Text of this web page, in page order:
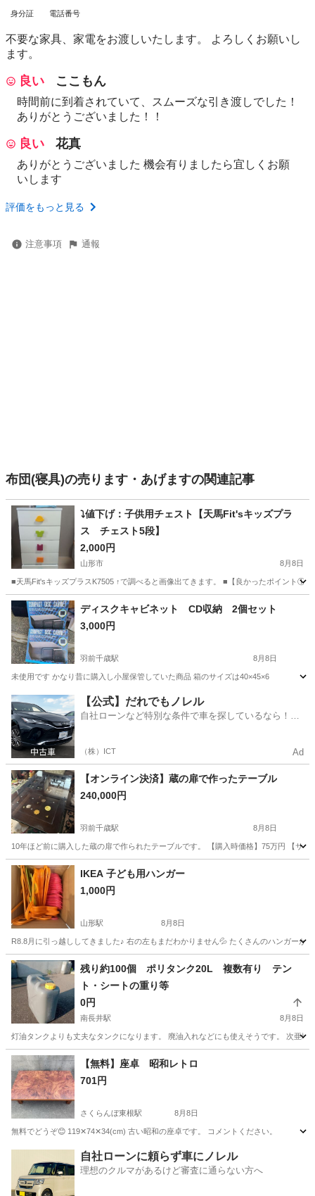
身分証 電話番号
不要な家具、家電をお渡しいたします。 よろしくお願いし
ます。
良い ここもん
時間前に到着されていて、スムーズな引き渡しでした！
ありがとうございました！！
良い 花真
ありがとうございました 機会有りましたら宜しくお願
いします
評価をもっと見る
注意事項 通報
布団(寝具)の売ります・あげますの関連記事
⤵️値下げ：子供用チェスト【天馬Fit'sキッズプラ
ス チェスト5段】
2,000円
山形市 8月8日
■天馬Fit'sキッズプラスK7505 ↑で調べると画像出てきます。 ■【良かったポイント①
山形 山形市 収納家具
ディスクキャビネット CD収納 2個セット
3,000円
羽前千歳駅 8月8日
未使用です かなり昔に購入し小屋保管していた商品 箱のサイズは40×45×6
山形 山形市 羽前千歳駅 収納家具
【公式】だれでもノレル
自社ローンなど特別な条件で車を探しているなら！金
（株）ICT Ad
【オンライン決済】蔵の扉で作ったテーブル
240,000円
羽前千歳駅 8月8日
10年ほど前に購入した蔵の扉で作られたテーブルです。 【購入時価格】75万円 【サ
山形 山形市 羽前千歳駅 テーブル
IKEA 子ども用ハンガー
1,000円
山形駅 8月8日
R8.8月に引っ越ししてきました♪ 右の左もまだわかりません💦 たくさんのハンガー
山形 山形市 山形駅 インテリア雑貨/小物 子ども
残り約100個 ポリタンク20L 複数有り テン
ト・シートの重り等
0円
南長井駅 8月8日
灯油タンクよりも丈夫なタンクになります。 廃油入れなどにも使えそうです。 次亜
山形 長井市 南長井駅 家具 重り
【無料】座卓 昭和レトロ
701円
さくらんぼ東根駅 8月8日
無料でどうぞ😊 119✕74✕34(cm) 古い昭和の座卓です。 コメントください。
さくらんぼ東根駅 テーブル
自社ローンに頼らず車にノレル
理想のクルマがあるけど審査に通らない方へ